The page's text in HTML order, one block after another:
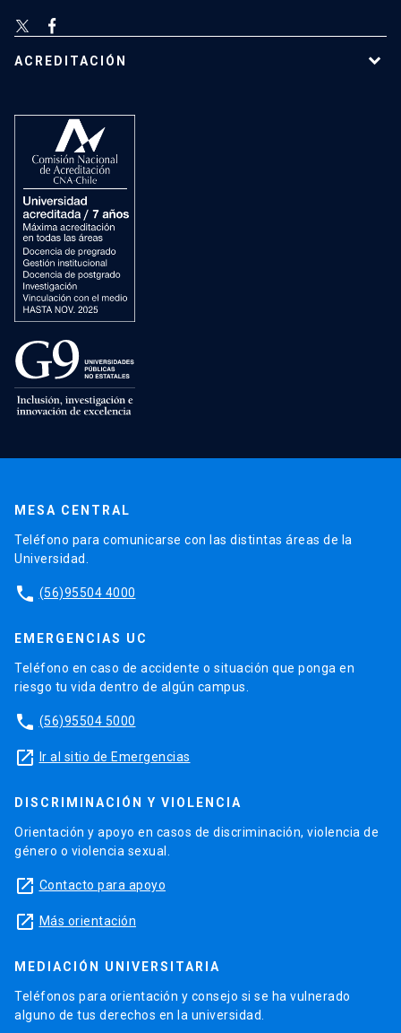
ACREDITACIÓN
MESA CENTRAL
Teléfono para comunicarse con las distintas áreas de la
Universidad.
phone (56)95504 4000
EMERGENCIAS UC
Teléfono en caso de accidente o situación que ponga en
riesgo tu vida dentro de algún campus.
phone (56)95504 5000
launch Ir al sitio de Emergencias
DISCRIMINACIÓN Y VIOLENCIA
Orientación y apoyo en casos de discriminación, violencia de
género o violencia sexual.
launch Contacto para apoyo
launch Más orientación
MEDIACIÓN UNIVERSITARIA
Teléfonos para orientación y consejo si se ha vulnerado
alguno de tus derechos en la universidad.